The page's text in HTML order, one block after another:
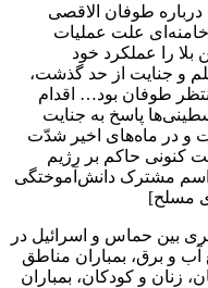
طوفان الاقصی
علت عملیات
بلا را عملکرد خود
و جنایت از حد گذشت،
طوفان بود… اقدام
پاسخ به جنایت
و در ماه‌های اخیر شدّت
کنونی حاکم بر رژیم
مشترک دانش‌آموختگی
مسلح]
گذشت ۴۶۷ روز درگیری بین حماس و اسرائیل در
و برق، بمباران مناطق
زنان و کودکان، بمباران